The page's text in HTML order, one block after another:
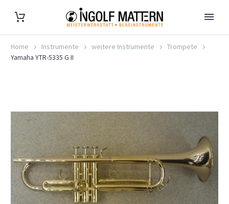
Home Instrumente weitere Instrumente
Trompete
Yamaha YTR-5335 G II